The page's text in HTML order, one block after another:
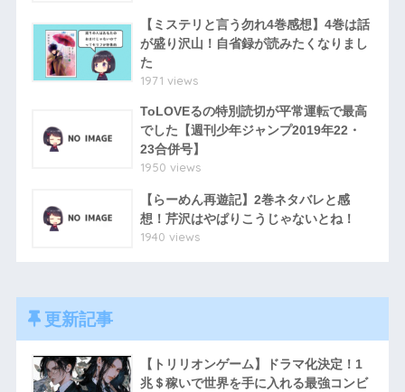
【ミステリと言う勿れ4巻感想】4巻は話
が盛り沢山！自省録が読みたくなりまし
た
1971 views
ToLOVEるの特別読切が平常運転で最高
でした【週刊少年ジャンプ2019年22・
23合併号】
1950 views
【らーめん再遊記】2巻ネタバレと感
想！芹沢はやぱりこうじゃないとね！
1940 views
更新記事
【トリリオンゲーム】ドラマ化決定！1
兆＄稼いで世界を手に入れる最強コンビ